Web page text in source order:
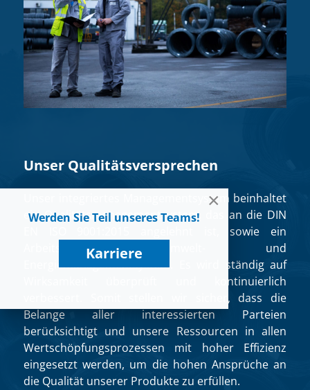
Unser Qualitätsversprechen
Unser integriertes Managementsystem beinhaltet
ein Qualitätsmanagementsystem, das an die DIN
EN ISO 9001:2015 angelehnt ist, sowie ein
Arbeitsschutz-, Umwelt- und
Energiemanagementsystem. Es wird ständig auf
Wirksamkeit überprüft und kontinuierlich
verbessert. Somit stellen wir sicher, dass die
Belange aller interessierten Parteien
berücksichtigt und unsere Ressourcen in allen
Wertschöpfungsprozessen mit hoher Effizienz
eingesetzt werden, um die hohen Ansprüche an
die Qualität unserer Produkte zu erfüllen.
×
Werden Sie Teil unseres Teams!
Karriere